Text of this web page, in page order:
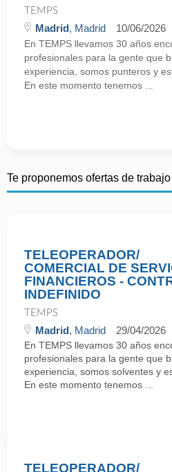
TEMPS
Madrid, Madrid 10/06/2026
En TEMPS llevamos 30 años
profesionales para la gente que
experiencia, somos punteros y
En este momento tenemos ...
Te proponemos ofertas de
TELEOPERADOR/
COMERCIAL DE
FINANCIEROS -
INDEFINIDO
TEMPS
Madrid, Madrid 29/04/2026
En TEMPS llevamos 30 años
profesionales para la gente que
experiencia, somos solventes y
En este momento tenemos ...
TELEOPERADOR/